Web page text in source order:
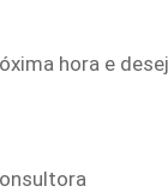
hora e